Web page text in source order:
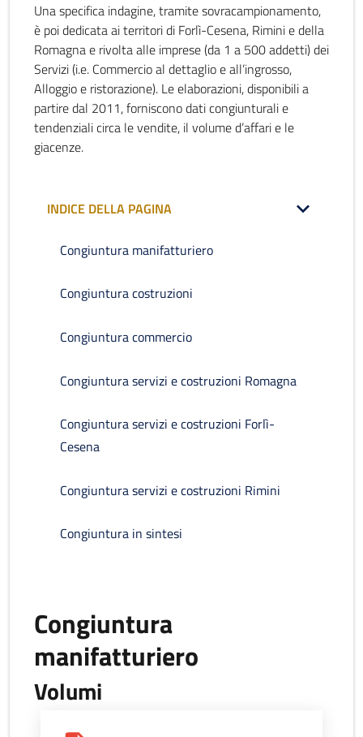
Una specifica indagine, tramite sovracampionamento,
è poi dedicata ai territori di Forlì-Cesena, Rimini e della
Romagna e rivolta alle imprese (da 1 a 500 addetti) dei
Servizi (i.e. Commercio al dettaglio e all’ingrosso,
Alloggio e ristorazione). Le elaborazioni, disponibili a
partire dal 2011, forniscono dati congiunturali e
tendenziali circa le vendite, il volume d’affari e le
giacenze.
INDICE DELLA PAGINA
Congiuntura manifatturiero
Congiuntura costruzioni
Congiuntura commercio
Congiuntura servizi e costruzioni Romagna
Congiuntura servizi e costruzioni Forlì-
Cesena
Congiuntura servizi e costruzioni Rimini
Congiuntura in sintesi
Congiuntura
manifatturiero
Volumi